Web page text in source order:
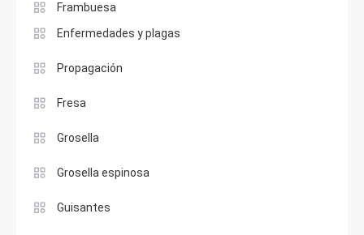
Frambuesa
Enfermedades y plagas
Propagación
Fresa
Grosella
Grosella espinosa
Guisantes